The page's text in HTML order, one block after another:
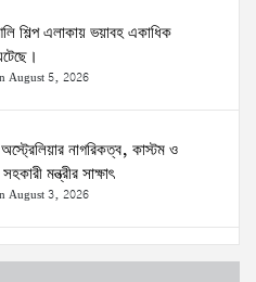
শিল্প এলাকায় ভয়াবহ একাধিক
August 5, 2026
অস্ট্রেলিয়ার নাগরিকত্ব, কাস্টম ও
মন্ত্রীর সাক্ষাৎ
August 3, 2026
আহালিয়া সংযোগ সড়ক-